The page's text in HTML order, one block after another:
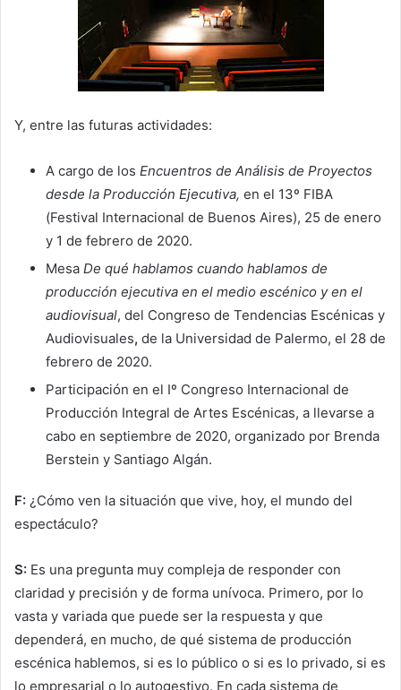
Y, entre las futuras actividades:
A cargo de los Encuentros de Análisis de Proyectos
desde la Producción Ejecutiva, en el 13º FIBA
(Festival Internacional de Buenos Aires), 25 de enero
y 1 de febrero de 2020.
Mesa De qué hablamos cuando hablamos de
producción ejecutiva en el medio escénico y en el
audiovisual, del Congreso de Tendencias Escénicas y
Audiovisuales, de la Universidad de Palermo, el 28 de
febrero de 2020.
Participación en el Iº Congreso Internacional de
Producción Integral de Artes Escénicas, a llevarse a
cabo en septiembre de 2020, organizado por Brenda
Berstein y Santiago Algán.
F: ¿Cómo ven la situación que vive, hoy, el mundo del
espectáculo?
S: Es una pregunta muy compleja de responder con
claridad y precisión y de forma unívoca. Primero, por lo
vasta y variada que puede ser la respuesta y que
dependerá, en mucho, de qué sistema de producción
escénica hablemos, si es lo público o si es lo privado, si es
lo empresarial o lo autogestivo. En cada sistema de